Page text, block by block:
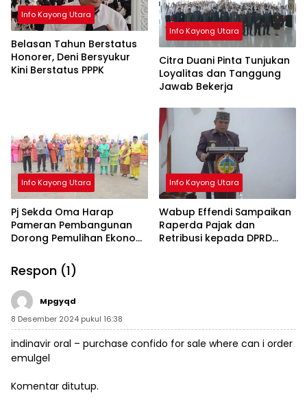
Info Kayong Utara
Belasan Tahun Berstatus
Honorer, Deni Bersyukur
Kini Berstatus PPPK
Info Kayong Utara
Citra Duani Pinta Tunjukan
Loyalitas dan Tanggung
Jawab Bekerja
Info Kayong Utara
Pj Sekda Oma Harap
Pameran Pembangunan
Dorong Pemulihan Ekonomi
Info Kayong Utara
Wabup Effendi Sampaikan
Raperda Pajak dan
Retribusi kepada DPRD
Respon (1)
Mpgyqd
8 Desember 2024 pukul 16:38
indinavir oral – purchase confido for sale where can i order
emulgel
Komentar ditutup.